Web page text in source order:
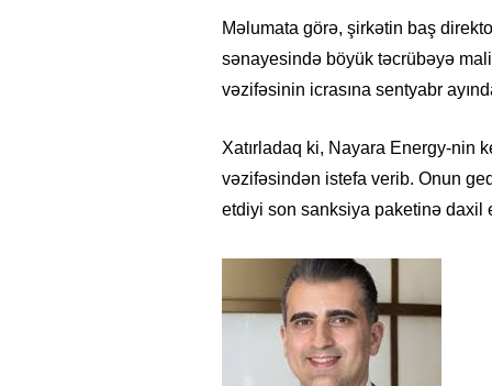
Məlumata görə, şirkətin baş
sənayesində böyük təcrübəyə
vəzifəsinin icrasına sentyabr
Xatırladaq ki, Nayara Energy-nin
vəzifəsindən istefa verib. Onun
etdiyi son sanksiya paketinə daxil